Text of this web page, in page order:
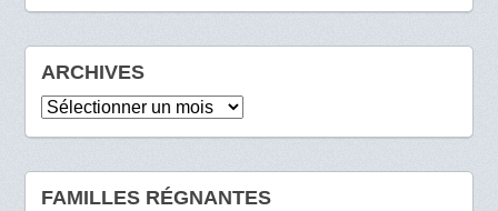
ARCHIVES
Archives
FAMILLES RÉGNANTES